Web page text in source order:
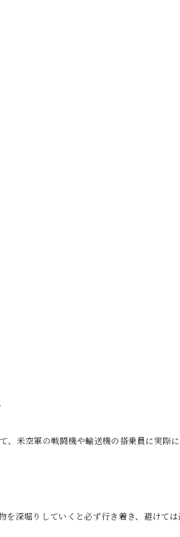
米空軍の戦闘機や輸送機の搭乗員に実際
深堀りしていくと必ず行き着き、避けては